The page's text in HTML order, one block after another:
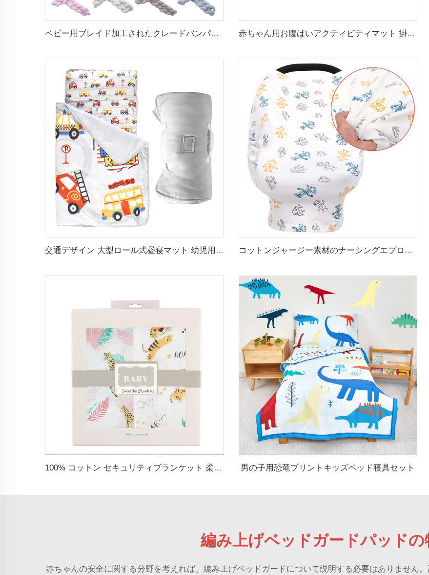
ベビー用ブレイド加工されたクレードバンパー ノット付きプラッシュ ソフトなトドラー用ベビースリープネスト ブレイドクレードバンパー ニューボーン用 赤ちゃん用お腹ばいアクティビティマット 掛けられる感覚玩具 動物デザイン 赤ちゃん用プレイマット ジム
交通デザイン 大型ロール式昼寝マット 幼児用昼寝マット 取り外し可能な枕とブランケット付き コットンジャージー素材のナーシングエプロン、360度プライバシー保護、超ソフトな授乳カバー
100% コットン セキュリティブランケット 柔らかく通気性のある赤ちゃん用マスリンスワドルブランケット 男の子用恐竜プリントキッズベッド寝具セット
編み上げベッドガードパッドの
赤ちゃんの安全に関する分野を考えれば、編み上げベッドガードについて説明する必要はありません